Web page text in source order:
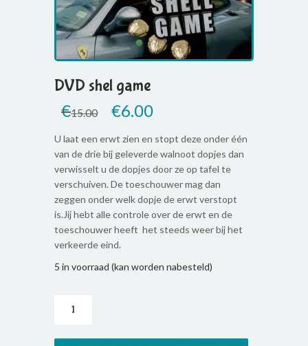
DVD shel game
€15.00 Original
was:
€15.00.
€6.00
is:
€6.00.
U laat een erwt zien en stopt deze onder één
van de drie bij geleverde walnoot dopjes dan
verwisselt u de dopjes door ze op tafel te
verschuiven. De toeschouwer mag dan
zeggen onder welk dopje de erwt verstopt
is.Jij hebt alle controle over de erwt en de
toeschouwer heeft het steeds weer bij het
verkeerde eind.
5 in voorraad (kan worden nabesteld)
DVD